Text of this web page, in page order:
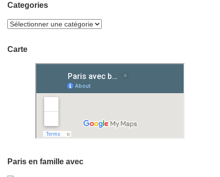
Categories
Carte
Paris en famille avec